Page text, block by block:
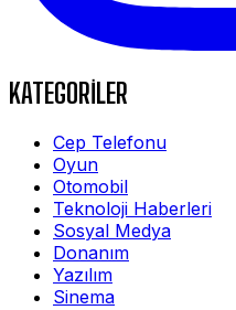
KATEGORİLER
Cep Telefonu
Oyun
Otomobil
Teknoloji Haberleri
Sosyal Medya
Donanım
Yazılım
Sinema